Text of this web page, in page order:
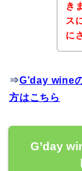
き
ス
に
⇒G’day wine
方はこちら
G’day